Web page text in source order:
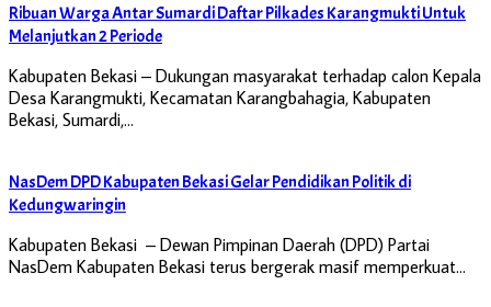
Ribuan Warga Antar Sumardi Daftar Pilkades Karangmukti Untuk
Melanjutkan 2 Periode
Kabupaten Bekasi – Dukungan masyarakat terhadap calon Kepala
Desa Karangmukti, Kecamatan Karangbahagia, Kabupaten
Bekasi, Sumardi,…
NasDem DPD Kabupaten Bekasi Gelar Pendidikan Politik di
Kedungwaringin
Kabupaten Bekasi – Dewan Pimpinan Daerah (DPD) Partai
NasDem Kabupaten Bekasi terus bergerak masif memperkuat…